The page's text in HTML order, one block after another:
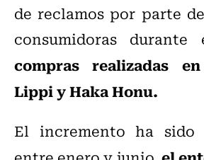
de reclamos por parte
consumidoras
compras realizadas
Lippi y Haka Honu.
El incremento ha